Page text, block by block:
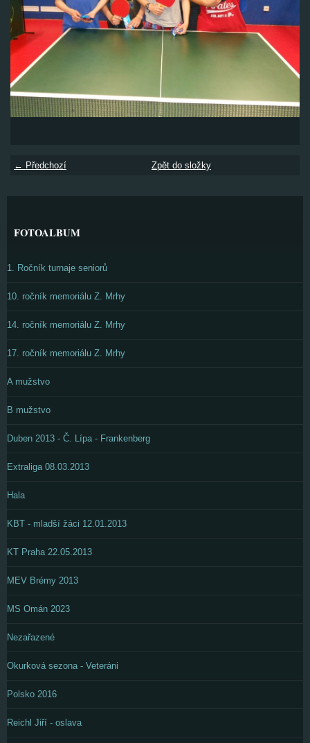
← Předchozí Zpět do složky
FOTOALBUM
1. Ročník turnaje seniorů
10. ročník memoriálu Z. Mrhy
14. ročník memoriálu Z. Mrhy
17. ročník memoriálu Z. Mrhy
A mužstvo
B mužstvo
Duben 2013 - Č. Lípa - Frankenberg
Extraliga 08.03.2013
Hala
KBT - mladší žáci 12.01.2013
KT Praha 22.05.2013
MEV Brémy 2013
MS Omán 2023
Nezařazené
Okurková sezona - Veteráni
Polsko 2016
Reichl Jiří - oslava